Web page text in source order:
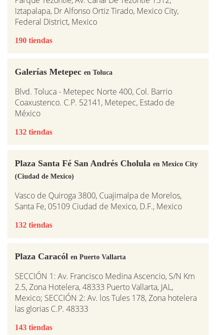
Iztapalapa, Dr Alfonso Ortiz Tirado, Mexico City,
Federal District, Mexico
190 tiendas
Galerías Metepec en Toluca
Blvd. Toluca - Metepec Norte 400, Col. Barrio
Coaxustenco. C.P. 52141, Metepec, Estado de
México
132 tiendas
Plaza Santa Fé San Andrés Cholula en Mexico City
(Ciudad de Mexico)
Vasco de Quiroga 3800, Cuajimalpa de Morelos,
Santa Fe, 05109 Ciudad de Mexico, D.F., Mexico
132 tiendas
Plaza Caracól en Puerto Vallarta
SECCIÓN 1: Av. Francisco Medina Ascencio, S/N Km
2.5, Zona Hotelera, 48333 Puerto Vallarta, JAL,
Mexico; SECCIÓN 2: Av. los Tules 178, Zona hotelera
las glorias C.P. 48333
143 tiendas